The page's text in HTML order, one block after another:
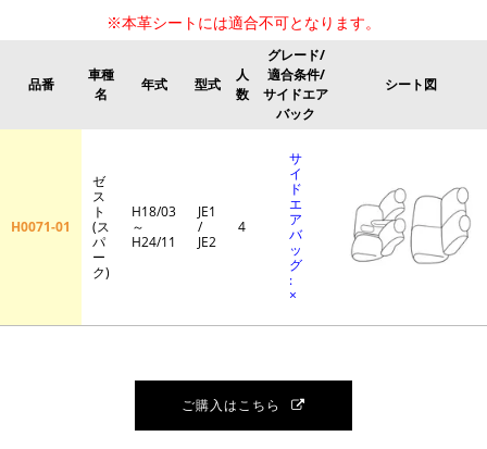
※本革シートには適合不可となります。
品番
車種
名
年式 型式
人
数
グレード/
適合条件/
サイドエア
バック
シート図
H0071-01
ゼ
ス
ト
(ス
パ
ー
ク)
H18/03
～
H24/11
JE1
/
JE2
4
サ
イ
ド
エ
ア
バ
ッ
グ
:
×
ご購入はこちら